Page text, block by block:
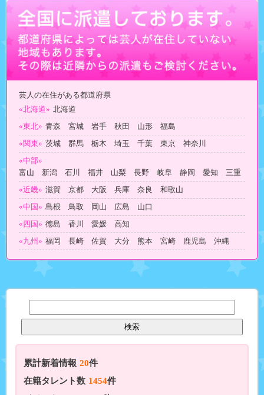
芸人の在住がある都道府県
«北海道» 北海道
«東北» 青森 宮城 岩手 秋田 山形 福島
«関東» 茨城 群馬 栃木 埼玉 千葉 東京 神奈川
«中部»
富山 新潟 石川 福井 山梨 長野 岐阜 静岡 愛知 三重
«近畿» 滋賀 京都 大阪 兵庫 奈良 和歌山
«中国» 島根 鳥取 岡山 広島 山口
«四国» 徳島 香川 愛媛 高知
«九州» 福岡 長崎 佐賀 大分 熊本 宮崎 鹿児島 沖縄
累計新着情報 20件
在籍タレント数 1454件